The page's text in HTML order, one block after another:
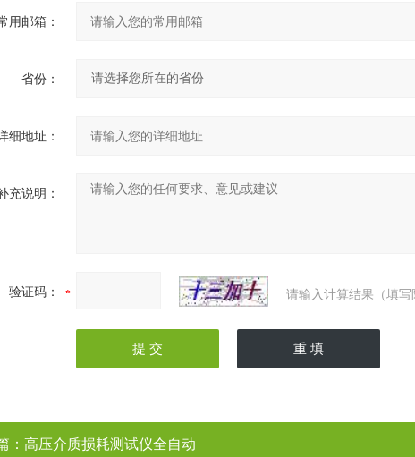
用邮箱：
省份：
细地址：
充说明：
验证码： 请输入计算结果（填
： 高压介质损耗测试仪全自动